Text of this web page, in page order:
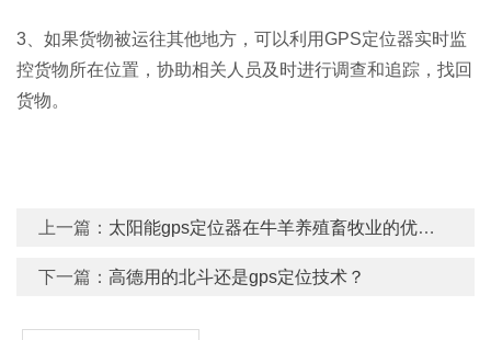
3、如果货物被运往其他地方，可以利用GPS定位器实时监
控货物所在位置，协助相关人员及时进行调查和追踪，找回
货物。
上一篇： 太阳能gps定位器在牛羊养殖畜牧业的优点有哪些？
下一篇：高德用的北斗还是gps定位技术？